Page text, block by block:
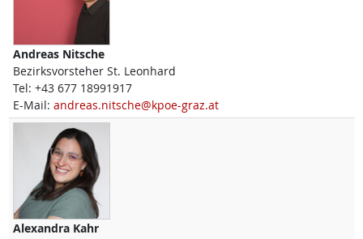
Andreas Nitsche
Bezirksvorsteher St. Leonhard
Tel: +43 677 18991917
E-Mail: andreas.nitsche@kpoe-graz.at
Alexandra Kahr